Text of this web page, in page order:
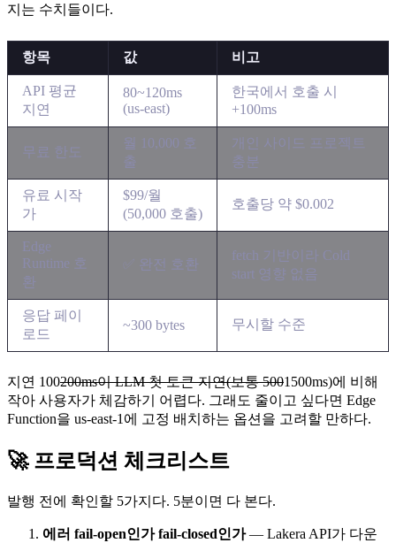
지는 수치들이다.
항목 값 비고
API 평균
지연
80~120ms
(us-east)
한국에서 호출 시
+100ms
무료 한도
월 10,000 호
출
개인 사이드 프로젝트
충분
유료 시작
가
$99/월
(50,000 호출)
호출당 약 $0.002
Edge
Runtime 호
환
✅ 완전 호환
fetch 기반이라 Cold
start 영향 없음
응답 페이
로드
~300 bytes 무시할 수준
지연 100200ms이 LLM 첫 토큰 지연(보통 5001500ms)에 비해
작아 사용자가 체감하기 어렵다. 그래도 줄이고 싶다면 Edge
Function을 us-east-1에 고정 배치하는 옵션을 고려할 만하다.
🚀 프로덕션 체크리스트
발행 전에 확인할 5가지다. 5분이면 다 본다.
에러 fail-open인가 fail-closed인가— Lakera API가 다운